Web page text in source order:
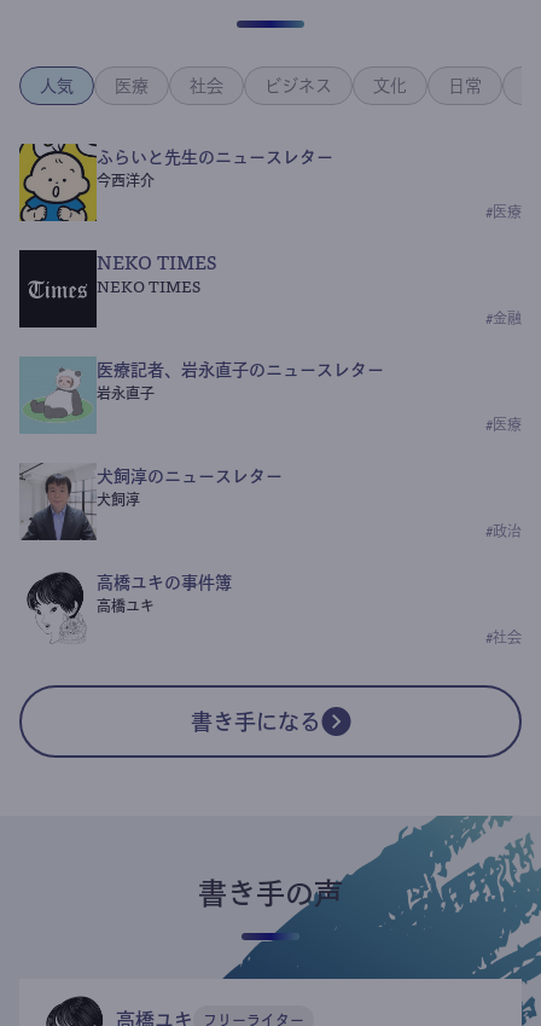
人気 医療 社会 ビジネス 文化 日常
ふらいと先生のニュースレター
今西洋介
# 医療
NEKO TIMES
NEKO TIMES
#金融
医療記者、岩永直子のニュースレター
岩永直子
# 医療
犬飼淳のニュースレター
犬飼淳
#政治
高橋ユキの事件簿
高橋ユキ
#社会
書き手になる
書き手の声
高橋ユキ フリーライター